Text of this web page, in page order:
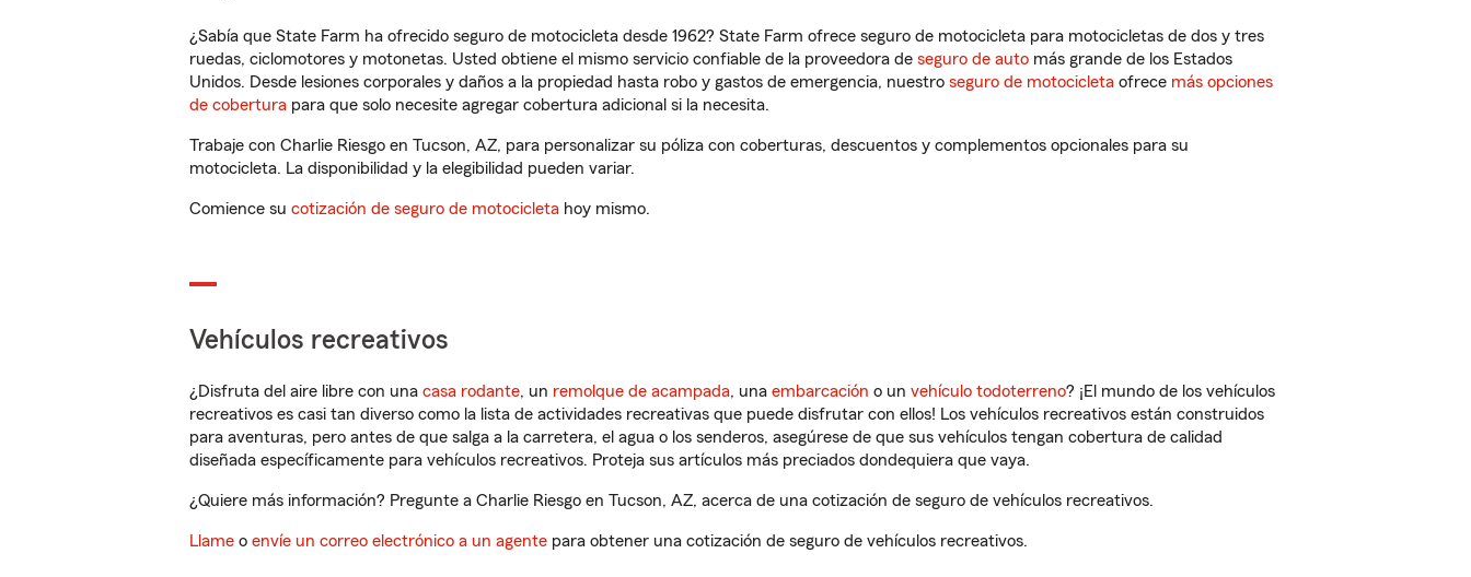
¿Sabía que State Farm ha ofrecido seguro de motocicleta desde 1962? State Farm ofrece seguro de motocicleta para motocicletas de dos y tres
ruedas, ciclomotores y motonetas. Usted obtiene el mismo servicio confiable de la proveedora de seguro de auto más grande de los Estados
Unidos. Desde lesiones corporales y daños a la propiedad hasta robo y gastos de emergencia, nuestro seguro de motocicleta ofrece más opciones
de cobertura para que solo necesite agregar cobertura adicional si la necesita.
Trabaje con Charlie Riesgo en Tucson, AZ, para personalizar su póliza con coberturas, descuentos y complementos opcionales para su
motocicleta. La disponibilidad y la elegibilidad pueden variar.
Comience su cotización de seguro de motocicleta hoy mismo.
Vehículos recreativos
¿Disfruta del aire libre con una casa rodante, un remolque de acampada, una embarcación o un vehículo todoterreno? ¡El mundo de los vehículos
recreativos es casi tan diverso como la lista de actividades recreativas que puede disfrutar con ellos! Los vehículos recreativos están construidos
para aventuras, pero antes de que salga a la carretera, el agua o los senderos, asegúrese de que sus vehículos tengan cobertura de calidad
diseñada específicamente para vehículos recreativos. Proteja sus artículos más preciados dondequiera que vaya.
¿Quiere más información? Pregunte a Charlie Riesgo en Tucson, AZ, acerca de una cotización de seguro de vehículos recreativos.
Llame o envíe un correo electrónico a un agente para obtener una cotización de seguro de vehículos recreativos.